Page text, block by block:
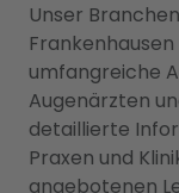
Unser
umfangreiche
Augenärzten
detaillierte
Praxen und
angebotenen